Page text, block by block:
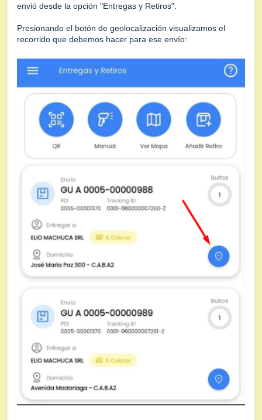
envió desde la opción "Entregas y Retiros".
Presionando el botón de geolocalización visualizamos el
recorrido que debemos hacer para ese envío: